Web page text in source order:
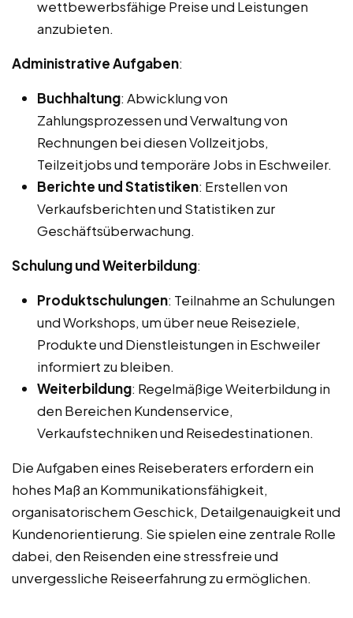
wettbewerbsfähige Preise und Leistungen
anzubieten.
Administrative Aufgaben:
Buchhaltung: Abwicklung von
Zahlungsprozessen und Verwaltung von
Rechnungen bei diesen Vollzeitjobs,
Teilzeitjobs und temporäre Jobs in Eschweiler.
Berichte und Statistiken: Erstellen von
Verkaufsberichten und Statistiken zur
Geschäftsüberwachung.
Schulung und Weiterbildung:
Produktschulungen: Teilnahme an Schulungen
und Workshops, um über neue Reiseziele,
Produkte und Dienstleistungen in Eschweiler
informiert zu bleiben.
Weiterbildung: Regelmäßige Weiterbildung in
den Bereichen Kundenservice,
Verkaufstechniken und Reisedestinationen.
Die Aufgaben eines Reiseberaters erfordern ein
hohes Maß an Kommunikationsfähigkeit,
organisatorischem Geschick, Detailgenauigkeit und
Kundenorientierung. Sie spielen eine zentrale Rolle
dabei, den Reisenden eine stressfreie und
unvergessliche Reiseerfahrung zu ermöglichen.